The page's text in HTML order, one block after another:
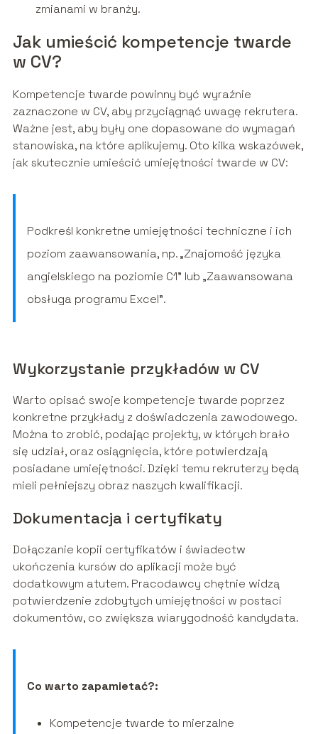
zmianami w branży.
Jak umieścić kompetencje twarde
w CV?
Kompetencje twarde powinny być wyraźnie
zaznaczone w CV, aby przyciągnąć uwagę rekrutera.
Ważne jest, aby były one dopasowane do wymagań
stanowiska, na które aplikujemy. Oto kilka wskazówek,
jak skutecznie umieścić umiejętności twarde w CV:
Podkreśl konkretne umiejętności techniczne i ich
poziom zaawansowania, np. „Znajomość języka
angielskiego na poziomie C1” lub „Zaawansowana
obsługa programu Excel”.
Wykorzystanie przykładów w CV
Warto opisać swoje kompetencje twarde poprzez
konkretne przykłady z doświadczenia zawodowego.
Można to zrobić, podając projekty, w których brało
się udział, oraz osiągnięcia, które potwierdzają
posiadane umiejętności. Dzięki temu rekruterzy będą
mieli pełniejszy obraz naszych kwalifikacji.
Dokumentacja i certyfikaty
Dołączanie kopii certyfikatów i świadectw
ukończenia kursów do aplikacji może być
dodatkowym atutem. Pracodawcy chętnie widzą
potwierdzenie zdobytych umiejętności w postaci
dokumentów, co zwiększa wiarygodność kandydata.
Co warto zapamietać?:
Kompetencje twarde to mierzalne